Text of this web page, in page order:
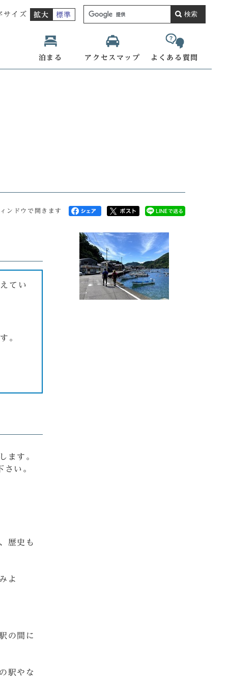
サイズ 拡大 標準 検索
泊まる アクセスマップ よくある質問
ンドウで開きます
てい
。
ます。
い。
歴史も
よ
の間に
駅やな